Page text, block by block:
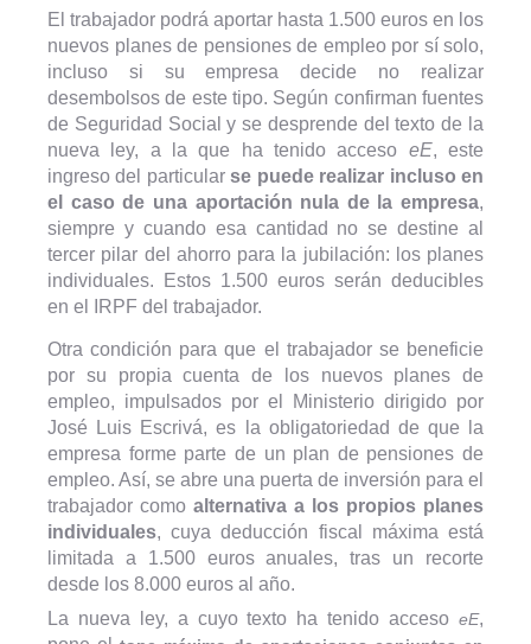
El trabajador podrá aportar hasta 1.500 euros en los
nuevos planes de pensiones de empleo por sí solo,
incluso si su empresa decide no realizar
desembolsos de este tipo. Según confirman fuentes
de Seguridad Social y se desprende del texto de la
nueva ley, a la que ha tenido acceso eE, este
ingreso del particularse puede realizar incluso en
el caso de una aportación nula de la empresa,
siempre y cuando esa cantidad no se destine al
tercer pilar del ahorro para la jubilación: los planes
individuales. Estos 1.500 euros serán deducibles
en el IRPF del trabajador.
Otra condición para que el trabajador se beneficie
por su propia cuenta de los nuevos planes de
empleo, impulsados por el Ministerio dirigido por
José Luis Escrivá, es la obligatoriedad de que la
empresa forme parte de un plan de pensiones de
empleo. Así, se abre una puerta de inversión para el
trabajador como alternativa a los propios planes
individuales, cuya deducción fiscal máxima está
limitada a 1.500 euros anuales, tras un recorte
desde los 8.000 euros al año.
La nueva ley, a cuyo texto ha tenido acceso eE,